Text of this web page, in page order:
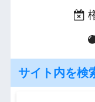
サイト内を検